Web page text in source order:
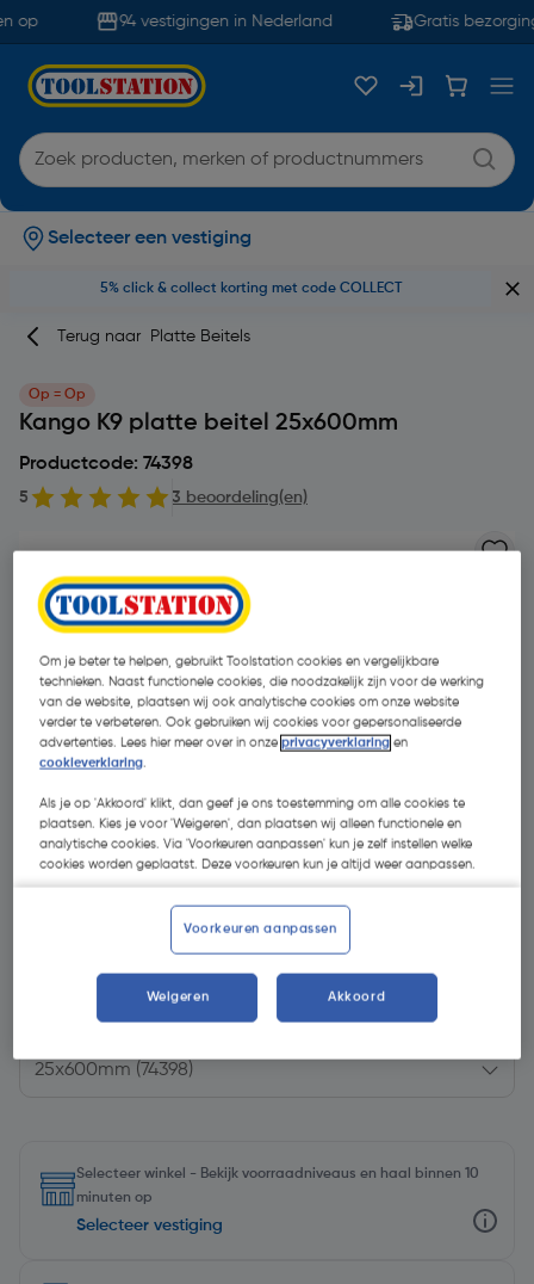
op 94 vestigingen in Nederland Gratis
Selecteer een vestiging
5% click & collect korting met code COLLECT
Terug naar Platte Beitels
Op = Op
Kango K9 platte beitel 25x600mm
Productcode: 74398
5 3 beoordeling(en)
| Excl. btw € 2,98
Kies productvariant(2)
Selecteer winkel - Bekijk voorraadniveaus en haal binnen 10
minuten op
Selecteer vestiging
Om je beter te helpen, gebruikt Toolstation cookies en vergelijkbare
technieken. Naast functionele cookies, die noodzakelijk zijn voor de werking
van de website, plaatsen wij ook analytische cookies om onze website
verder te verbeteren. Ook gebruiken wij cookies voor gepersonaliseerde
advertenties. Lees hier meer over in onzeprivacyverklaring en
cookieverklaring.
Als je op 'Akkoord' klikt, dan geef je ons toestemming om alle cookies te
plaatsen. Kies je voor 'Weigeren', dan plaatsen wij alleen functionele en
analytische cookies. Via 'Voorkeuren aanpassen' kun je zelf instellen welke
cookies worden geplaatst. Deze voorkeuren kun je altijd weer aanpassen.
Voorkeuren aanpassen
Weigeren Akkoord